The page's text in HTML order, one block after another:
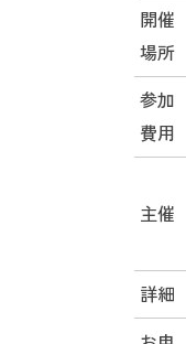
開催
場所
参加
費用
主催
詳細